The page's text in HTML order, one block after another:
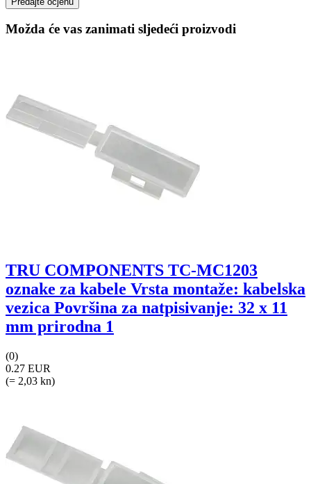
Možda će vas zanimati sljedeći proizvodi
TRU COMPONENTS TC-MC1203
oznake za kabele Vrsta montaže: kabelska
vezica Površina za natpisivanje: 32 x 11
mm prirodna 1
(0)
0.27 EUR
(= 2,03 kn)